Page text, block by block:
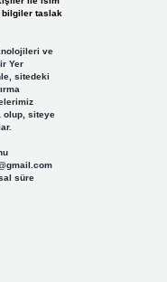
bilgiler taslak
ve
Yer
sitedeki
olup, siteye
süre